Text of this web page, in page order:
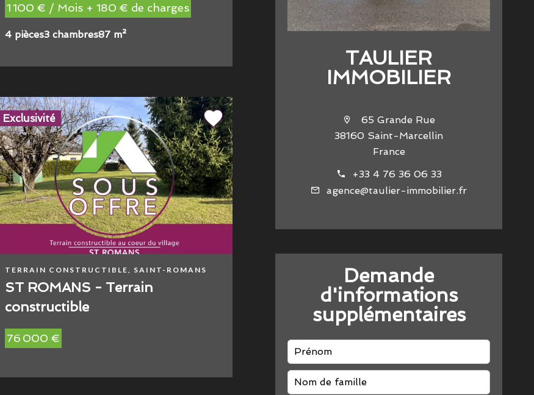
1 100 € / Mois + 180 € de charges
4 pièces3 chambres87 m²
TERRAIN CONSTRUCTIBLE, SAINT-ROMANS
ST ROMANS - Terrain
constructible
76 000 €
Exclusivité
TAULIER
IMMOBILIER
65 Grande Rue
38160 Saint-Marcellin
France
+33 4 76 36 06 33
agence@taulier-immobilier.fr
Demande
d'informations
supplémentaires